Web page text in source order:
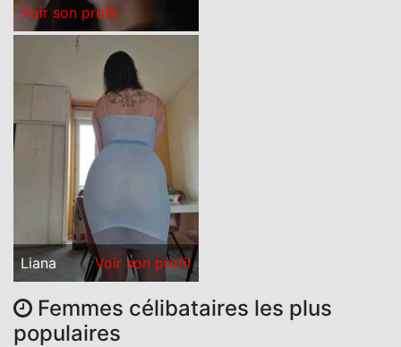
Voir son profil
Liana Voir son profil
Femmes célibataires les plus
populaires